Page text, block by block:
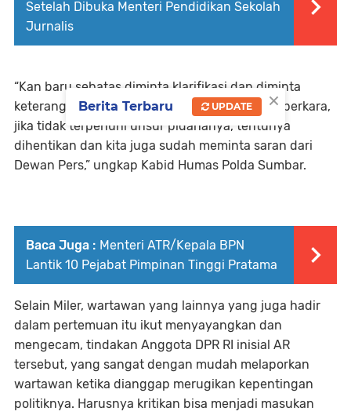
Setelah Dibuka Menteri Pendidikan Sekolah
Jurnalis
“Kan baru sebatas diminta klarifikasi dan diminta
keterangan Nanti seminggu lagi baru digelar perkara,
jika tidak terpenuhi unsur pidananya, tentunya
dihentikan dan kita juga sudah meminta saran dari
Dewan Pers,” ungkap Kabid Humas Polda Sumbar.
Baca Juga : Menteri ATR/Kepala BPN
Lantik 10 Pejabat Pimpinan Tinggi Pratama
Selain Miler, wartawan yang lainnya yang juga hadir
dalam pertemuan itu ikut menyayangkan dan
mengecam, tindakan Anggota DPR RI inisial AR
tersebut, yang sangat dengan mudah melaporkan
wartawan ketika dianggap merugikan kepentingan
politiknya. Harusnya kritikan bisa menjadi masukan
×
Berita Terbaru UPDATE